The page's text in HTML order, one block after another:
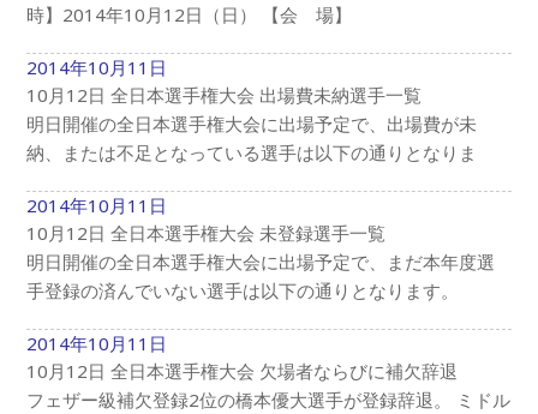
時】2014年10月12日（日） 【会 場】
2014年10月11日
10月12日 全日本選手権大会 出場費未納選手一覧
明日開催の全日本選手権大会に出場予定で、出場費が未
納、または不足となっている選手は以下の通りとなりま
2014年10月11日
10月12日 全日本選手権大会 未登録選手一覧
明日開催の全日本選手権大会に出場予定で、まだ本年度選
手登録の済んでいない選手は以下の通りとなります。
2014年10月11日
10月12日 全日本選手権大会 欠場者ならびに補欠辞退
フェザー級補欠登録2位の橋本優大選手が登録辞退。 ミドル